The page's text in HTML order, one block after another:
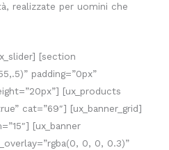
realizzate per uomini che
[section
padding=”0px”
[ux_products
cat=”69″] [ux_banner_grid]
[ux_banner
0, 0, 0.3)”